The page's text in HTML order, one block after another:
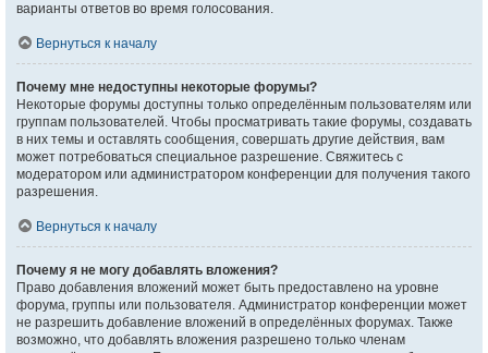
варианты ответов во время голосования.
Вернуться к началу
Почему мне недоступны некоторые форумы?
Некоторые форумы доступны только определённым пользователям или
группам пользователей. Чтобы просматривать такие форумы, создавать
в них темы и оставлять сообщения, совершать другие действия, вам
может потребоваться специальное разрешение. Свяжитесь с
модератором или администратором конференции для получения такого
разрешения.
Вернуться к началу
Почему я не могу добавлять вложения?
Право добавления вложений может быть предоставлено на уровне
форума, группы или пользователя. Администратор конференции может
не разрешить добавление вложений в определённых форумах. Также
возможно, что добавлять вложения разрешено только членам